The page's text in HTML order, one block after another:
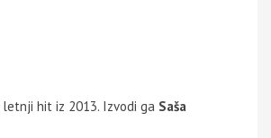
hit iz 2013. Izvodi ga Saša